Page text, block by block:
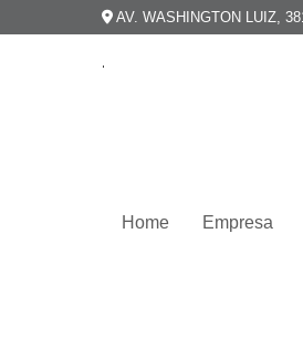
AV. WASHINGTON LUIZ,
Home Empresa